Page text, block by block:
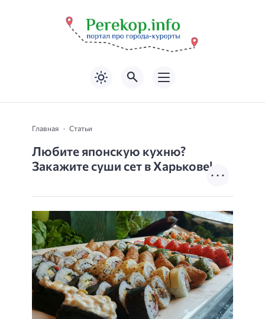
Главная Статьи
Любите японскую кухню?
Закажите суши сет в Харькове!